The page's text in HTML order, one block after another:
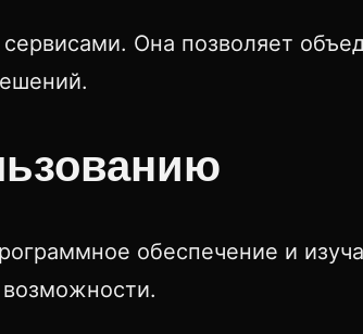
Она позволяет
обеспечение и
возможности.